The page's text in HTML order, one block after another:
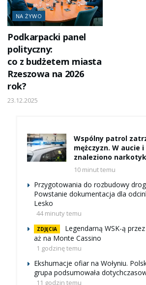
NA ŻYWO
Podkarpacki panel
polityczny:
co z budżetem miasta
Rzeszowa na 2026
rok?
23.12.2025
Wspólny patrol
mężczyzn. W aucie
znaleziono
10 minut temu
Przygotowania do rozbudowy
Powstanie dokumentacja dla
Lesko
44 minuty temu
ZDJĘCIA
Legendarną WSK-ą
aż na Monte Cassino
1 godzinę temu
Ekshumacje ofiar na Wołyniu.
grupa podsumowała
11 godzin temu